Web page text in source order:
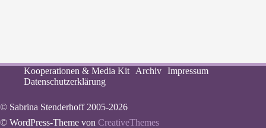
Kooperationen & Media Kit Archiv Impressum
Datenschutzerklärung
© Sabrina Stenderhoff 2005-2026
© WordPress-Theme von CreativeThemes